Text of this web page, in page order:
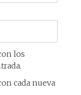
los
cada nueva